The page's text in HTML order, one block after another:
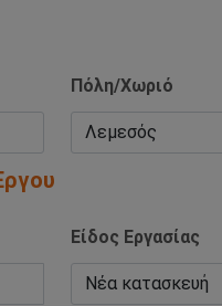
Πόλη/Χωριό
Είδος Εργασίας